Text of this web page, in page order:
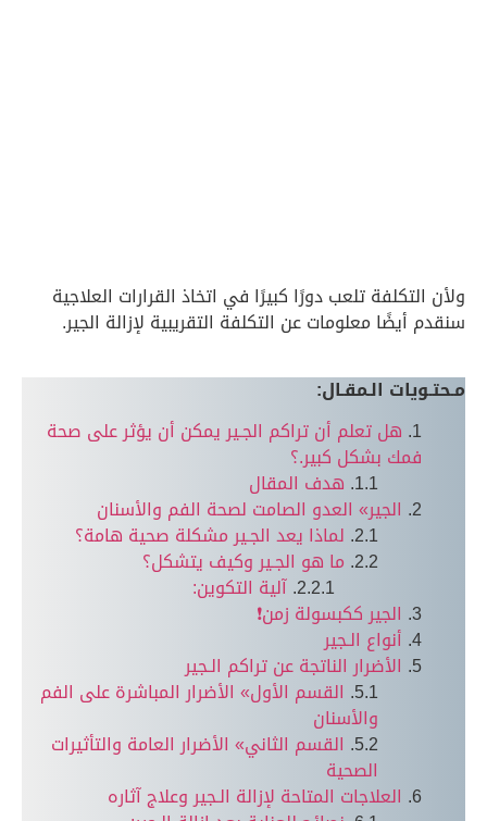
ولأن التكلفة تلعب دورًا كبيرًا في اتخاذ القرارات العلاجية
سنقدم أيضًا معلومات عن التكلفة التقريبية لإزالة الجير.
مـحتـويات الـمقـال:
هل تعلم أن تراكم الجـير يمكن أن يؤثر على صحة
فمك بشكل كبير.؟
هدف المقال
الجير» العدو الصامت لصحة الفم والأسنان
لماذا يعد الجـير مشكلة صحية هامة؟
ما هو الجـير وكيف يتشكل؟
آلية التكوين:
الجير ككبسولة زمن❗
أنواع الـجير
الأضرار الناتجة عن تراكم الـجير
القسم الأول» الأضرار المباشرة على الفم
والأسنان
القسم الثاني» الأضرار العامة والتأثيرات
الصحية
العلاجات المتاحة لإزالة الـجير وعلاج آثاره